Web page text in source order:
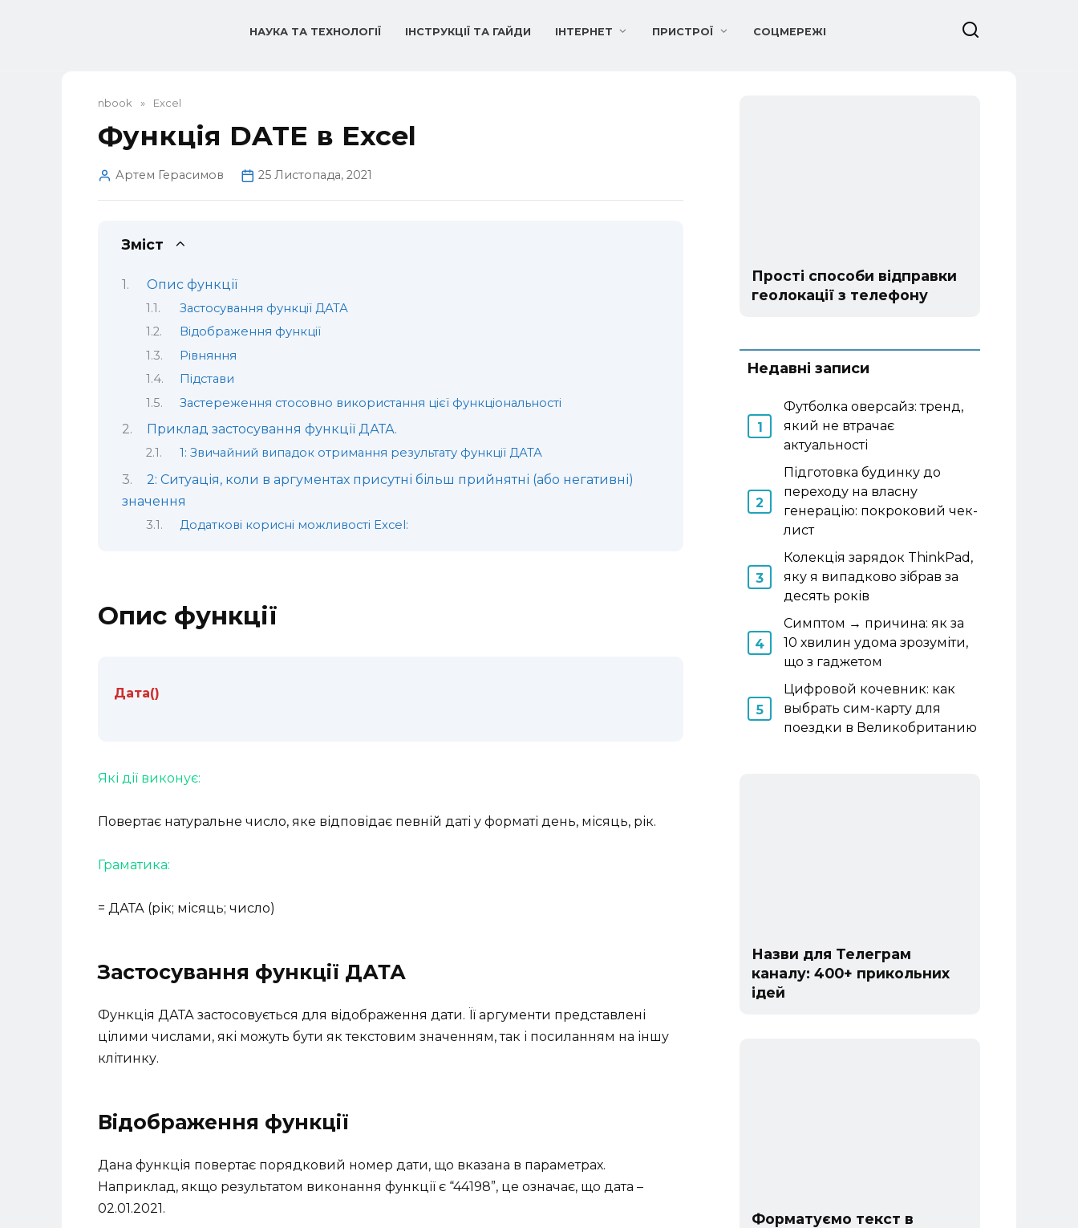
НАУКА ТА ТЕХНОЛОГІЇ ІНСТРУКЦІЇ ТА ГАЙДИ ІНТЕРНЕТ ПРИСТРОЇ СОЦМЕРЕЖІ
nbook » Excel
Функція DATE в Excel
Артем Герасимов 25 Листопада, 2021
Зміст
Опис функції
Застосування функції ДАТА
Відображення функції
Рівняння
Підстави
Застереження стосовно використання цієї функціональності
Приклад застосування функції ДАТА.
1: Звичайний випадок отримання результату функції ДАТА
2: Ситуація, коли в аргументах присутні більш прийнятні (або негативні)
значення
Додаткові корисні можливості Excel:
Опис функції
Дата()
Які дії виконує:
Повертає натуральне число, яке відповідає певній даті у форматі день, місяць, рік.
Граматика:
= ДАТА (рік; місяць; число)
Застосування функції ДАТА
Функція ДАТА застосовується для відображення дати. Її аргументи представлені
цілими числами, які можуть бути як текстовим значенням, так і посиланням на іншу
клітинку.
Відображення функції
Дана функція повертає порядковий номер дати, що вказана в параметрах.
Наприклад, якщо результатом виконання функції є “44198”, це означає, що дата –
02.01.2021.
Прості способи відправки
геолокації з телефону
Недавні записи
Футболка оверсайз: тренд,
який не втрачає
актуальності
Підготовка будинку до
переходу на власну
генерацію: покроковий чек-
лист
Колекція зарядок ThinkPad,
яку я випадково зібрав за
десять років
Симптом → причина: як за
10 хвилин удома зрозуміти,
що з гаджетом
Цифровой кочевник: как
выбрать сим-карту для
поездки в Великобританию
Назви для Телеграм
каналу: 400+ прикольних
ідей
Форматуємо текст в